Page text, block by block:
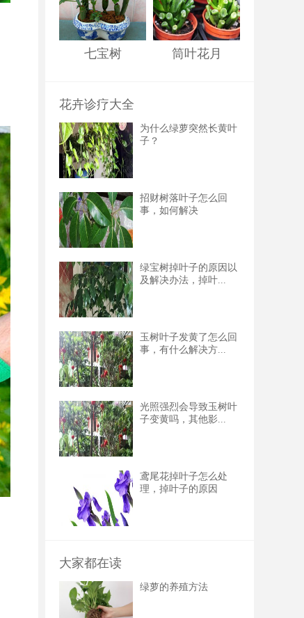
七宝树 筒叶花月
花卉诊疗大全
为什么绿萝突然长黄叶
子？
招财树落叶子怎么回
事，如何解决
绿宝树掉叶子的原因以
及解决办法，掉叶...
玉树叶子发黄了怎么回
事，有什么解决方...
光照强烈会导致玉树叶
子变黄吗，其他影...
鸢尾花掉叶子怎么处
理，掉叶子的原因
大家都在读
绿萝的养殖方法